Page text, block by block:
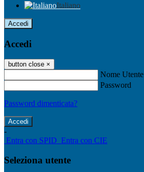
Italiano
Accedi
Accedi
button close ×
Nome Utente
Password
Password dimenticata?
-
Entra con SPID Entra con CIE
Seleziona utente